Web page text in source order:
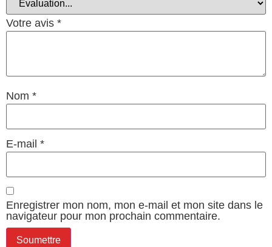
Votre avis *
Nom *
E-mail *
Enregistrer mon nom, mon e-mail et mon site dans le
navigateur pour mon prochain commentaire.